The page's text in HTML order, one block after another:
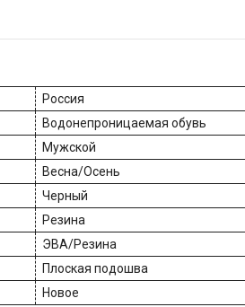
Россия
Водонепроницаемая обувь
Мужской
Весна/Осень
Черный
Резина
ЭВА/Резина
Плоская подошва
Новое